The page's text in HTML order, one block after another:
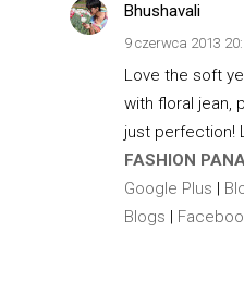
Bhushavali
9 czerwca 2013
Love the soft
with floral jean,
just perfection!
FASHION
Google Plus |
Blogs |